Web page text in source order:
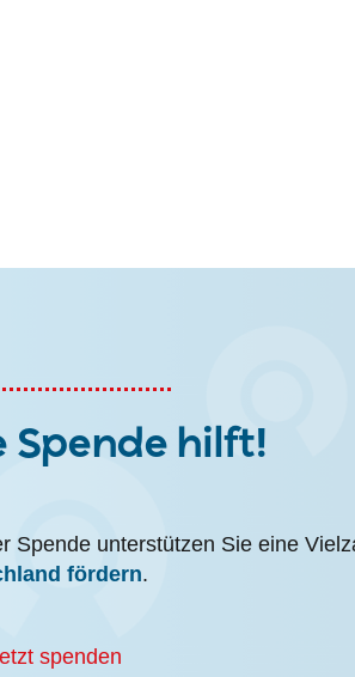
Spende hilft!
Spende unterstützen Sie eine
fördern.
spenden